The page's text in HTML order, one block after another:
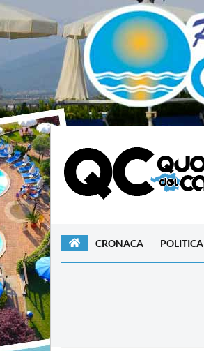
CRONACA POLITICA